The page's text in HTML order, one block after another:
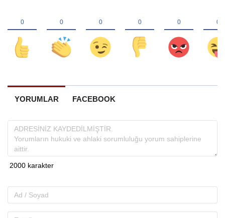
YORUMLAR FACEBOOK